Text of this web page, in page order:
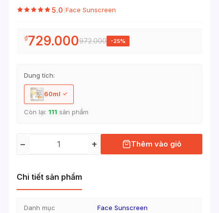
5.0 |Face Sunscreen
₫729.000972.000 -25%
Dung tích:
60ml
Còn lại:111 sản phẩm
− + Thêm vào giỏ
Chi tiết sản phẩm
Danh mục Face Sunscreen